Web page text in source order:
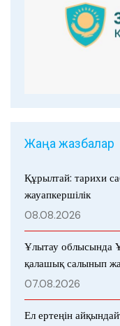
Жаңа жазбалар
Құрылтай: тарихи
жауапкершілік
08.08.2026
Ұлытау облысында
қалашық салынып
07.08.2026
Ел ертеңін